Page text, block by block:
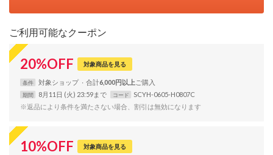
ご利用可能なクーポン
20%OFF 対象商品を見る
条件 対象ショップ 合計6,000円以上
期間 8月11日 (火) 23:59まで コード
SCYH-0605-H0807C
※返品により条件を満たさない場合、割引は無効になります
10%OFF 対象商品を見る